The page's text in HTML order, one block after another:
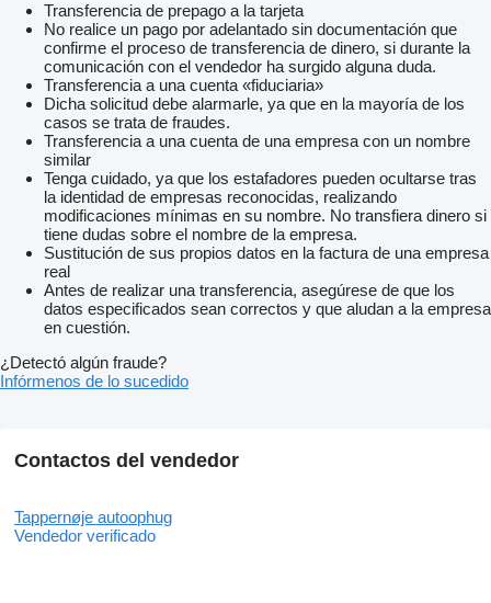
Transferencia de prepago a la tarjeta
No realice un pago por adelantado sin documentación que
confirme el proceso de transferencia de dinero, si durante la
comunicación con el vendedor ha surgido alguna duda.
Transferencia a una cuenta «fiduciaria»
Dicha solicitud debe alarmarle, ya que en la mayoría de los
casos se trata de fraudes.
Transferencia a una cuenta de una empresa con un nombre
similar
Tenga cuidado, ya que los estafadores pueden ocultarse tras
la identidad de empresas reconocidas, realizando
modificaciones mínimas en su nombre. No transfiera dinero si
tiene dudas sobre el nombre de la empresa.
Sustitución de sus propios datos en la factura de una empresa
real
Antes de realizar una transferencia, asegúrese de que los
datos especificados sean correctos y que aludan a la empresa
en cuestión.
¿Detectó algún fraude?
Infórmenos de lo sucedido
Contactos del vendedor
Tappernøje autoophug
Vendedor verificado